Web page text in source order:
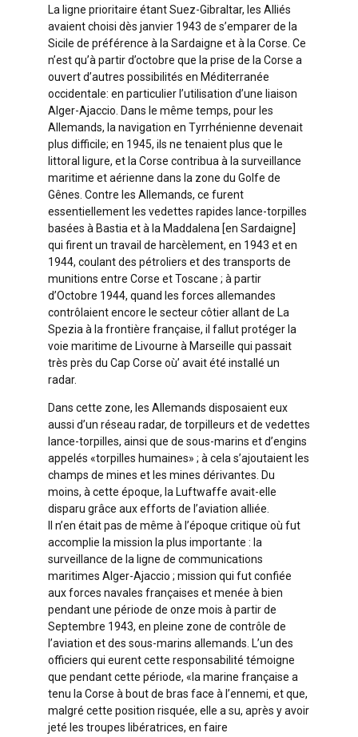
La ligne prioritaire étant Suez-Gibraltar, les Alliés
avaient choisi dès janvier 1943 de s’emparer de la
Sicile de préférence à la Sardaigne et à la Corse. Ce
n’est qu’à partir d’octobre que la prise de la Corse a
ouvert d’autres possibilités en Méditerranée
occidentale: en particulier l’utilisation d’une liaison
Alger-Ajaccio. Dans le même temps, pour les
Allemands, la navigation en Tyrrhénienne devenait
plus difficile; en 1945, ils ne tenaient plus que le
littoral ligure, et la Corse contribua à la surveillance
maritime et aérienne dans la zone du Golfe de
Gênes. Contre les Allemands, ce furent
essentiellement les vedettes rapides lance-torpilles
basées à Bastia et à la Maddalena [en Sardaigne]
qui firent un travail de harcèlement, en 1943 et en
1944, coulant des pétroliers et des transports de
munitions entre Corse et Toscane ; à partir
d’Octobre 1944, quand les forces allemandes
contrôlaient encore le secteur côtier allant de La
Spezia à la frontière française, il fallut protéger la
voie maritime de Livourne à Marseille qui passait
très près du Cap Corse où’ avait été installé un
radar.
Dans cette zone, les Allemands disposaient eux
aussi d’un réseau radar, de torpilleurs et de vedettes
lance-torpilles, ainsi que de sous-marins et d’engins
appelés «torpilles humaines» ; à cela s’ajoutaient les
champs de mines et les mines dérivantes. Du
moins, à cette époque, la Luftwaffe avait-elle
disparu grâce aux efforts de l’aviation alliée.
Il n’en était pas de même à l’époque critique où fut
accomplie la mission la plus importante : la
surveillance de la ligne de communications
maritimes Alger-Ajaccio ; mission qui fut confiée
aux forces navales françaises et menée à bien
pendant une période de onze mois à partir de
Septembre 1943, en pleine zone de contrôle de
l’aviation et des sous-marins allemands. L’un des
officiers qui eurent cette responsabilité témoigne
que pendant cette période, «la marine française a
tenu la Corse à bout de bras face à l’ennemi, et que,
malgré cette position risquée, elle a su, après y avoir
jeté les troupes libératrices, en faire